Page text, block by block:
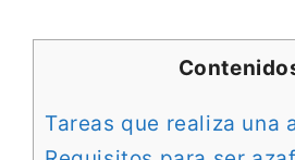
Tareas que realiza una